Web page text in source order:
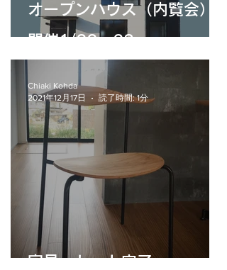
オープンハウス（内覧会）
開催1/22・23
家具、セット完了
Chiaki Kohda
2021年12月17日
読了時間: 1分